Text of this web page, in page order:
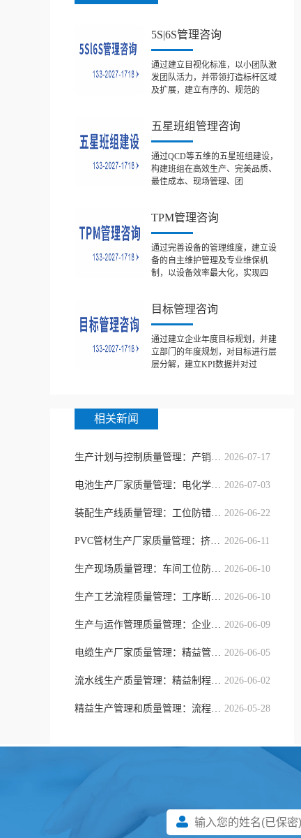
5S|6S管理咨询
通过建立目视化标准，以小团队激
发团队活力，并带领打造标杆区域
及扩展，建立有序的、规范的
五星班组管理咨询
通过QCD等五维的五星班组建设，
构建班组在高效生产、完美品质、
最佳成本、现场管理、团
TPM管理咨询
通过完善设备的管理维度，建立设
备的自主维护管理及专业维保机
制，以设备效率最大化，实现四
目标管理咨询
通过建立企业年度目标规划，并建
立部门的年度规划，对目标进行层
层分解，建立KPI数据并对过
相关新闻
生产计划与控制质量管理：产销协同精 2026-07-17
电池生产厂家质量管理：电化学一致性 2026-07-03
装配生产线质量管理：工位防错与节拍 2026-06-22
PVC管材生产厂家质量管理：挤出制程 2026-06-11
生产现场质量管理：车间工位防错与精 2026-06-10
生产工艺流程质量管理：工序断点防控 2026-06-10
生产与运作管理质量管理：企业全域流 2026-06-09
电缆生产厂家质量管理：精益管控模式 2026-06-05
流水线生产质量管理：精益制程、工序 2026-06-02
精益生产管理和质量管理：流程提质与 2026-05-28